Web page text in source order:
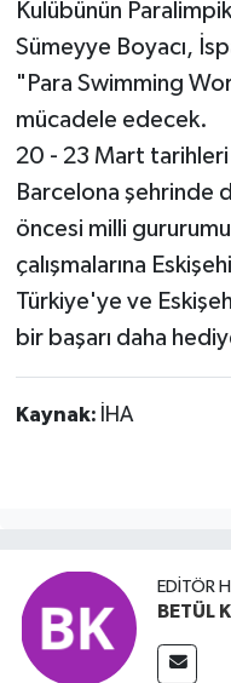
Kulübünün
Sümeyye Boyacı,
"Para Swimming
mücadele edecek.
20 - 23 Mart tarihleri
Barcelona şehrinde
öncesi milli
çalışmalarına
Türkiye'ye ve
bir başarı daha
Kaynak: İHA
EDITÖR
BETÜL